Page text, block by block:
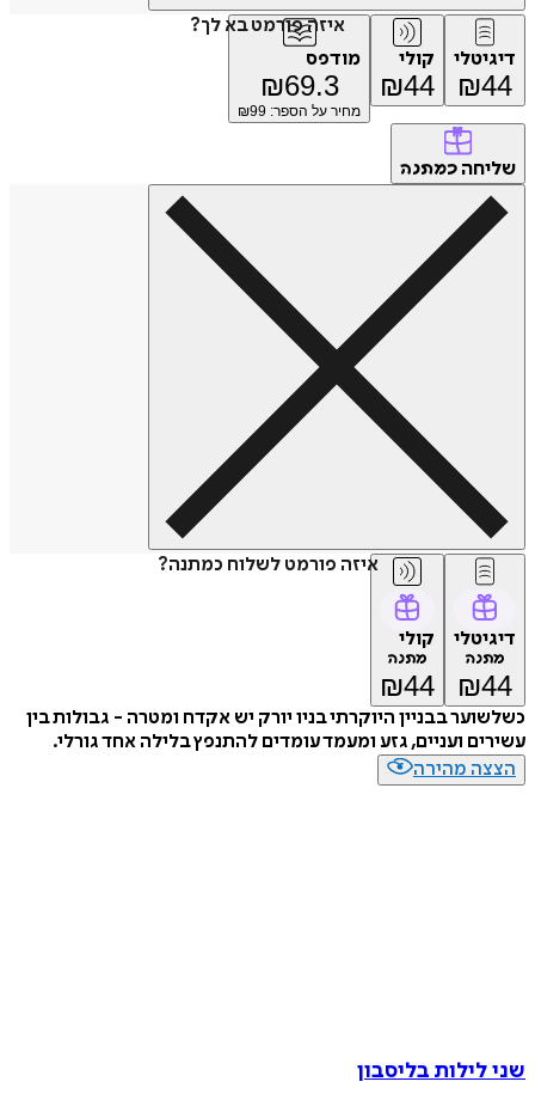
איזה פורמט בא לך?
דיגיטלי
₪44
קולי
₪44
מודפס
₪69.3
מחיר על הספר: ₪ 99
שליחה כמתנה
איזה פורמט לשלוח כמתנה?
דיגיטלי
מתנה
₪44
קולי
מתנה
₪44
כשלשוער בבניין היוקרתי בניו יורק יש אקדח ומטרה - גבולות בין
עשירים ועניים, גזע ומעמד עומדים להתנפץ בלילה אחד גורלי.
הצצה מהירה
שני לילות בליסבון